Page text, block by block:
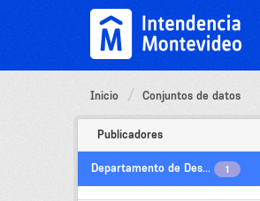
Inicio Conjuntos de datos
Publicadores
Departamento de Des... 1